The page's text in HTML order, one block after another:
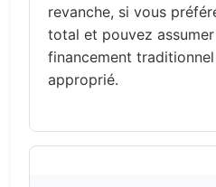
revanche, si vous
total et pouvez
financement
approprié.